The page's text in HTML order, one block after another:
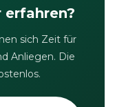
erfahren?
sich Zeit für
Anliegen. Die